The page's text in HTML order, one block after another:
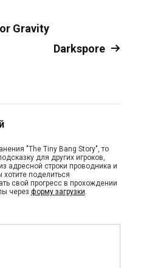
Gravity
Darkspore
"The Tiny Bang Story", то
для других игроков,
адресной строки проводника и
поделиться
свой прогресс в прохождении
через форму загрузки.